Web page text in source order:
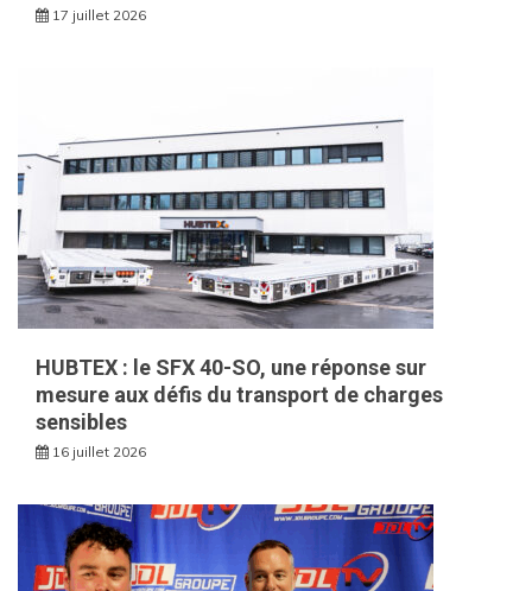
17 juillet 2026
HUBTEX : le SFX 40-SO, une réponse sur
mesure aux défis du transport de charges
sensibles
16 juillet 2026